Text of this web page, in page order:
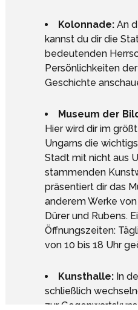
Kolonnade: An
kannst du dir die
bedeutenden
Persönlichkeiten
Geschichte
Museum der
Hier wird dir im
Ungarns die
Stadt mit nicht aus
stammenden
präsentiert dir das
anderem Werke
Dürer und Rubens.
Öffnungszeiten:
von 10 bis 18 Uhr
Kunsthalle: In
schließlich
zur
Google